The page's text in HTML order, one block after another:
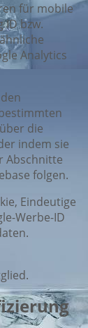
für mobile
ID bzw.
Analytics
die
indem sie
Abschnitte
folgen.
Eindeutige
Werbe-ID